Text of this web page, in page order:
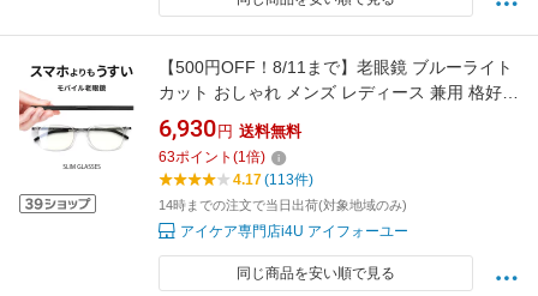
【500円OFF！8/11まで】老眼鏡 ブルーライト
カット おしゃれ メンズ レディース 兼用 格好い
い リーディンググラス うすい シニアグラス 軽
い 軽量 ケースセット UVカット スリムグラス
slimglasses SL-R51
6,930 円 送料無料
63ポイント (1倍)
4.17(113件)
14時までの注文で当日出荷(対象地域のみ)
アイケア専門店i4U アイフォーユー
同じ商品を安い順で見る